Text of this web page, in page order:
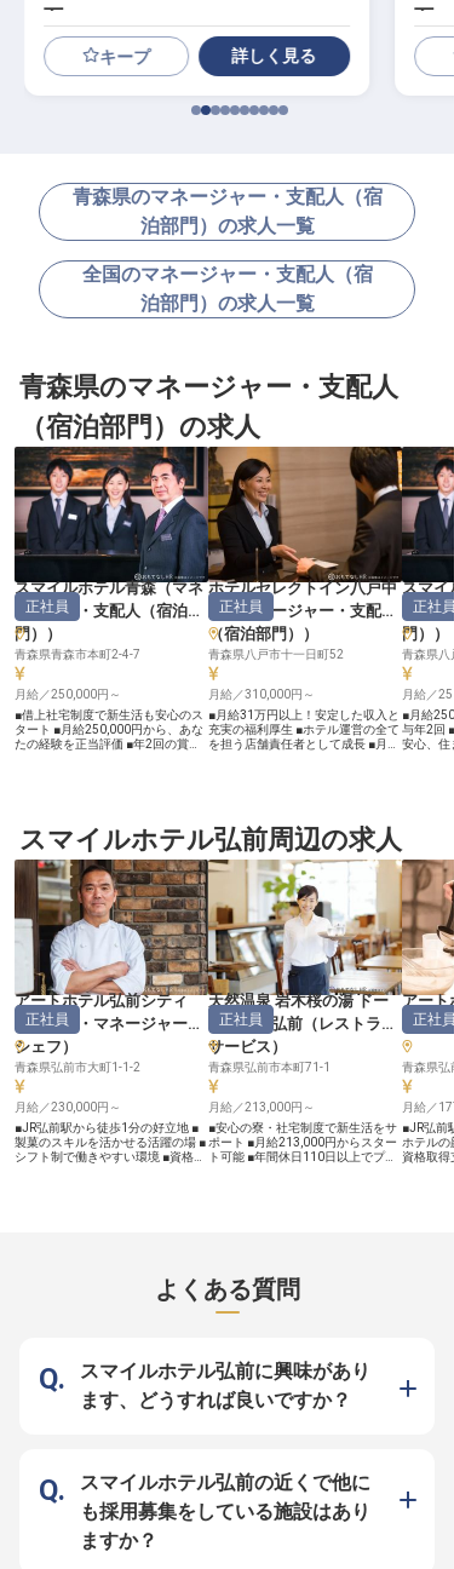
万
キープ 詳しく見る
万
青森県のマネージャー・支配人（宿
泊部門）の求人一覧
全国のマネージャー・支配人（宿
泊部門）の求人一覧
青森県のマネージャー・支配人
（宿泊部門）の求人
スマイルホテル青森（マネ
ージャー・支配人（宿泊部
門）
）
正社員
青森県青森市本町2-4-7
月給／250,000円～
■借上社宅制度で新生活も安心のス
タート ■月給250,000円から、あな
たの経験を正当評価 ■年2回の賞与
供することが私たちの喜びです。
フロント業務から売上管理、施設管
理まで、ホテル運営の多岐にわたる
業務を通じて、お客様一人ひとりに
寄り添うおもてなしの心を育んでい
ただけます。 地域に根差した温か
いサービスで、お客様にとって忘れ
られない滞在を演出しましょう。
ーー【成長を支える環境とキャリア
パス】 副支配人・マネージャー候
補として、ホテル運営の中核を担う
重要なポジションです。 これまで
のフロント経験を活かし、チームを
まとめ、より良いサービスを追求す
るやりがいを感じられます。 借上
社宅制度や従業員割引制度など、安
心して長く働ける福利厚生も充実。
あなたの成長を会社全体でサポート
し、将来のキャリアアップを共に描
いていける環境です。
ホテルセレクトイン八戸中
央（マネージャー・支配人
（宿泊部門）
）
正社員
青森県八戸市十一日町52
月給／310,000円～
■月給31万円以上！安定した収入と
充実の福利厚生 ■ホテル運営の全て
を担う店舗責任者として成長 ■月8
られない滞在を創造するため、私た
ちは日々心を込めたおもてなしを実
践しています。 フロント業務を通
じてお客様と直接触れ合い、温かい
笑顔と細やかな気配りで快適な時間
を提供してください。 時にはお客
様の声に耳を傾け、新たなサービス
やイベントの企画立案にも携わり、
感動を届ける喜びを分かち合いまし
ょう。 地域に根差した温かいサー
ビスで、お客様の旅の思い出を彩る
大切な役割を担っていただきます。
ーー【リーダーシップを発揮し、未
来を築くキャリアパス】 店舗責任
者として、ホテル運営の根幹を担う
重要なポジションです。 フロント
業務からスタッフの育成、売上管
理、施設保全、さらには集客戦略の
立案まで、幅広い業務を通じて経営
視点を養えます。 経験豊富な先輩
社員からの丁寧な研修制度も充実し
ており、着実にスキルアップできる
環境です。 社会保険完備はもちろ
ん、退職金制度や確定拠出年金な
スマイ
ージ
門）
）
正社員
青森県八
月給／
■月給
与年2回
安心、住
ただきま
行会社
にわた
きめ細や
施設の魅
感じられ
リティで
届けください。 ーー
る環境
は、従業
にしてい
ちろん
奨励制度
あなたの
ホテルマ
方、また
方を歓迎
ージャ
とスキ
リーダー
こにあり
スマイルホテル弘前周辺の求人
アートホテル弘前シティ
（料理長・マネージャー・
シェフ ）
正社員
青森県弘前市大町1-1-2
月給／230,000円～
■JR弘前駅から徒歩1分の好立地 ■
製菓のスキルを活かせる活躍の場 ■
シフト制で働きやすい環境 ■資格取
ン、ラウンジ、宴会や婚礼など、
様々なシーンで提供するスイーツを
所で、新たな「おもてなし」の形を
一緒に追求していきませんか？ ー
ー【あなたの経験と情熱を活かし、
キャリアアップを実現】 製菓のプ
す。HACCPに基づく衛生管理な
ど、ホテル製菓の専門性も身につき
ます。資格取得支援制度を活用し
て、さらなるスキルアップも可能！
育児・介護短時間勤務制度など、長
く働き続けられる環境も整っていま
天然温泉 岩木桜の湯 ドー
ミーイン弘前 （ レストラン
サービス ）
正社員
青森県弘前市本町71-1
月給／213,000円～
■安心の寮・社宅制度で新生活をサ
ポート ■月給213,000円からスター
ト可能 ■年間休日110日以上でプラ
客、配膳・下膳、そして清潔な環境
を保つ清掃まで、多岐にわたる業務
を通じて、お客様の記憶に残るおも
顔へと繋がります。 ーー【成長を
支える充実の環境とキャリアパス】
社会保険完備はもちろん、退職金制
度や企業年金制度など、将来を見据
目指せます。 業界問わず接客経験
をお持ちの方、PCの基本操作がで
きる方を歓迎。 あなたの経験と
「おもてなし」の心を活かし、新た
アート
（パテ
正社員
青森県弘
月給／
■JR弘前
ホテルの
資格取得
携わりませんか？
（
製菓衛生
よくある質問
スマイルホテル弘前に興味があり
ます、どうすれば良いですか？
スマイルホテル弘前の近くで他に
も採用募集をしている施設はあり
ますか？